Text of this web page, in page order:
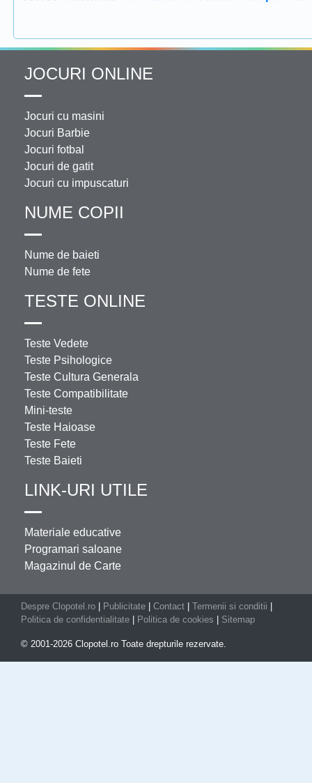
JOCURI ONLINE
Jocuri cu masini
Jocuri Barbie
Jocuri fotbal
Jocuri de gatit
Jocuri cu impuscaturi
NUME COPII
Nume de baieti
Nume de fete
TESTE ONLINE
Teste Vedete
Teste Psihologice
Teste Cultura Generala
Teste Compatibilitate
Mini-teste
Teste Haioase
Teste Fete
Teste Baieti
LINK-URI UTILE
Materiale educative
Programari saloane
Magazinul de Carte
Despre Clopotel.ro Publicitate Contact Termenii si conditii
Politica de confidentialitate
Politica de cookies Sitemap
© 2001-2026 Clopotel.ro Toate drepturile rezervate.